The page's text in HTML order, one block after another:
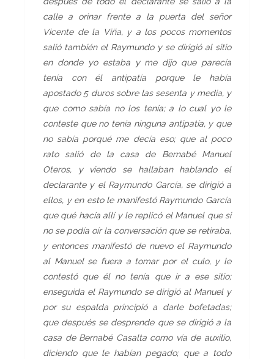
calle a orinar frente a la puerta del señor
Vicente de la Viña, y a los pocos momentos
salió también el Raymundo y se dirigió al sitio
en donde yo estaba y me dijo que parecía
tenía con él antipatía porque le había
apostado 5 duros sobre las sesenta y media, y
que como sabía no los tenía; a lo cual yo le
conteste que no tenía ninguna antipatía, y que
no sabía porqué me decía eso; que al poco
rato salió de la casa de Bernabé Manuel
Oteros, y viendo se hallaban hablando el
declarante y el Raymundo García, se dirigió a
ellos, y en esto le manifestó Raymundo García
que qué hacía allí y le replicó el Manuel que si
no se podía oír la conversación que se retiraba,
y entonces manifestó de nuevo el Raymundo
al Manuel se fuera a tomar por el culo, y le
contestó que él no tenía que ir a ese sitio;
enseguida el Raymundo se dirigió al Manuel y
por su espalda principió a darle bofetadas;
que después se desprende que se dirigió a la
casa de Bernabé Casalta como vía de auxilio,
diciendo que le habían pegado; que a todo